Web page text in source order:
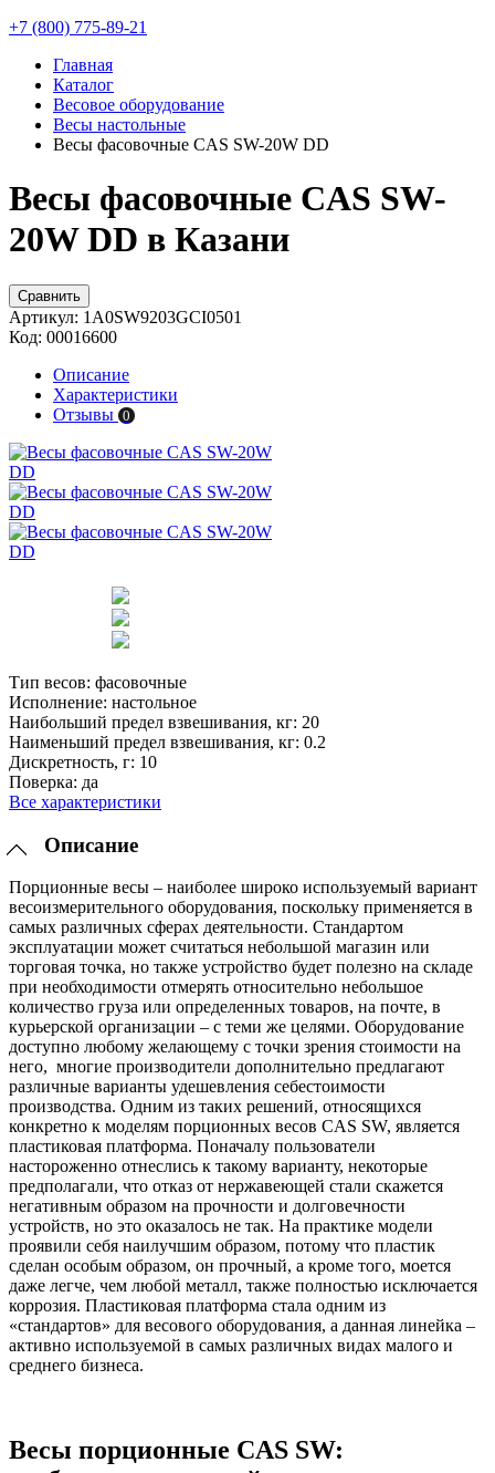
+7 (800) 775-89-21
Главная
Каталог
Весовое оборудование
Весы настольные
Весы фасовочные CAS SW-20W DD
Весы фасовочные CAS SW-
20W DD в Казани
Сравнить
Артикул: 1A0SW9203GCI0501
Код: 00016600
Описание
Характеристики
Отзывы 0
Тип весов: фасовочные
Исполнение: настольное
Наибольший предел взвешивания, кг: 20
Наименьший предел взвешивания, кг: 0.2
Дискретность, г: 10
Поверка: да
Все характеристики
Описание
Порционные весы – наиболее широко используемый вариант
весоизмерительного оборудования, поскольку применяется в
самых различных сферах деятельности. Стандартом
эксплуатации может считаться небольшой магазин или
торговая точка, но также устройство будет полезно на складе
при необходимости отмерять относительно небольшое
количество груза или определенных товаров, на почте, в
курьерской организации – с теми же целями. Оборудование
доступно любому желающему с точки зрения стоимости на
него, многие производители дополнительно предлагают
различные варианты удешевления себестоимости
производства. Одним из таких решений, относящихся
конкретно к моделям порционных весов CAS SW, является
пластиковая платформа. Поначалу пользователи
настороженно отнеслись к такому варианту, некоторые
предполагали, что отказ от нержавеющей стали скажется
негативным образом на прочности и долговечности
устройств, но это оказалось не так. На практике модели
проявили себя наилучшим образом, потому что пластик
сделан особым образом, он прочный, а кроме того, моется
даже легче, чем любой металл, также полностью исключается
коррозия. Пластиковая платформа стала одним из
«стандартов» для весового оборудования, а данная линейка –
активно используемой в самых различных видах малого и
среднего бизнеса.
Весы порционные CAS SW: